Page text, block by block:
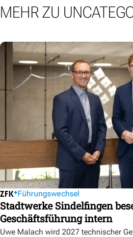
MEHR ZU
Führungswechsel
Stadtwerke Sindelfingen
Geschäftsführung intern
Uwe Malach wird 2027 technischer